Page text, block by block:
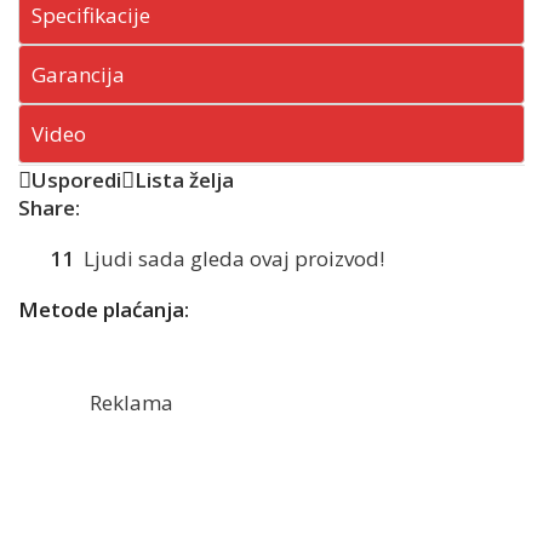
Specifikacije
Garancija
Video
Usporedi
Lista želja
Share:
11 Ljudi sada gleda ovaj proizvod!
Metode plaćanja:
Reklama